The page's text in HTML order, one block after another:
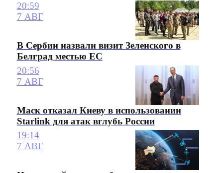
20:59
7 АВГ
В Сербии назвали визит Зеленского в
Белград местью ЕС
20:56
7 АВГ
Маск отказал Киеву в использовании
Starlink для атак вглубь России
19:14
7 АВГ